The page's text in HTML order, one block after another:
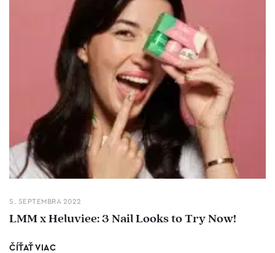
5. SEPTEMBRA 2022
LMM x Heluviee: 3 Nail Looks to Try Now!
ČÍŤAŤ VIAC